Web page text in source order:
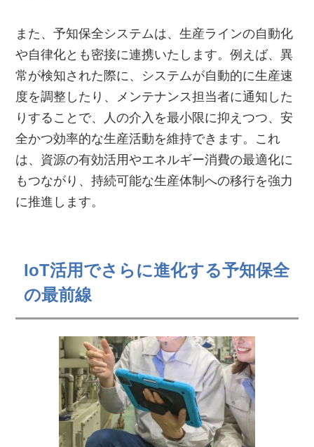
また、予知保全システムは、生産ラインの自動化
や自律化とも密接に連携いたします。例えば、異
常が検知された際に、システムが自動的に生産速
度を調整したり、メンテナンス担当者に通知した
りすることで、人の介入を最小限に抑えつつ、安
全かつ効率的な生産活動を維持できます。これ
は、資源の有効活用やエネルギー消費の最適化に
もつながり、持続可能な生産体制への移行を強力
に推進します。
IoT活用でさらに進化する予知保全
の最前線